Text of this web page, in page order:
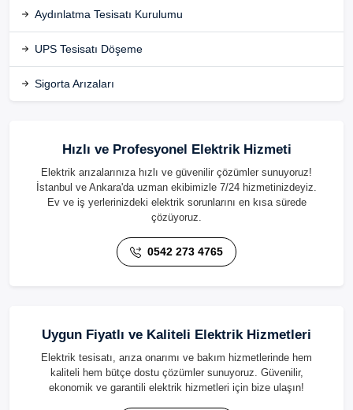
Aydınlatma Tesisatı Kurulumu
UPS Tesisatı Döşeme
Sigorta Arızaları
Hızlı ve Profesyonel Elektrik Hizmeti
Elektrik arızalarınıza hızlı ve güvenilir çözümler sunuyoruz!
İstanbul ve Ankara'da uzman ekibimizle 7/24 hizmetinizdeyiz.
Ev ve iş yerlerinizdeki elektrik sorunlarını en kısa sürede
çözüyoruz.
0542 273 4765
Uygun Fiyatlı ve Kaliteli Elektrik Hizmetleri
Elektrik tesisatı, arıza onarımı ve bakım hizmetlerinde hem
kaliteli hem bütçe dostu çözümler sunuyoruz. Güvenilir,
ekonomik ve garantili elektrik hizmetleri için bize ulaşın!